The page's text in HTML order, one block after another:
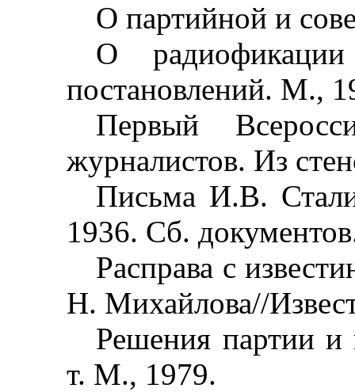
О партийной и
О
постановлений. М.,
Первый
журналистов. Из
Письма И.В.
1936. Сб.
Расправа с
Н. Михайлова//
Решения партии и
т. М., 1979.